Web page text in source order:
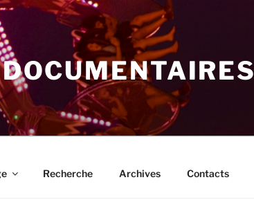
Recherche Archives Contacts